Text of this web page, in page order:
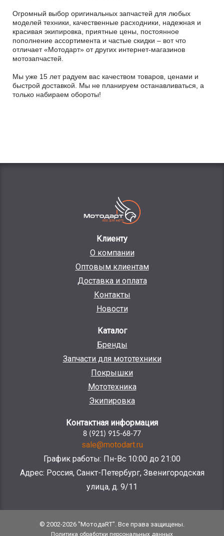
Огромный выбор оригинальных запчастей для любых
моделей техники, качественные расходники, надежная и
красивая экипировка, приятные цены, постоянное
пополнение ассортимента и частые скидки – вот что
отличает «Мотодарт» от других интернет-магазинов
мотозапчастей.
Мы уже 15 лет радуем вас качеством товаров, ценами и
быстрой доставкой. Мы не планируем останавливаться, а
только набираем обороты!
Клиенту
О компании
Оптовым клиентам
Доставка и оплата
Контакты
Новости
Каталог
Бренды
Запчасти для мототехники
Покрышки
Мототехника
Экипировка
Контактная информация
8 (921) 915-68-77
sale@motodart.ru
График работы: Пн-Вс 10:00 до 21:00
Адрес: Россия, Санкт-Петербург, Звенигородская
улица, д. 9/11
© 2002-2026 "МотодаRT". Все права защищены.
Политика обработки персональных данных